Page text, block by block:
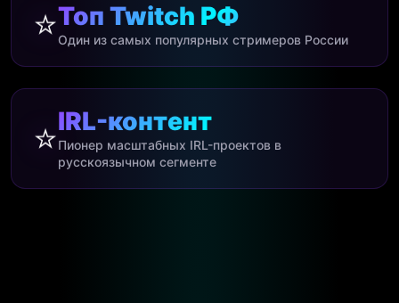
⭐Топ Twitch РФ
Один из самых популярных стримеров России
⭐IRL-контент
Пионер масштабных IRL-проектов в
русскоязычном сегменте